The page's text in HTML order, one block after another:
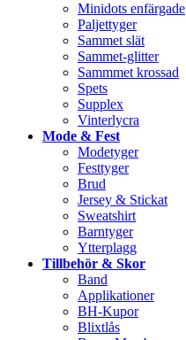
Minidots enfärgade
Paljettyger
Sammet slät
Sammet-glitter
Sammmet krossad
Spets
Supplex
Vinterlycra
Mode & Fest
Modetyger
Festtyger
Brud
Jersey & Stickat
Sweatshirt
Barntyger
Ytterplagg
Tillbehör & Skor
Band
Applikationer
BH-Kupor
Blixtlås